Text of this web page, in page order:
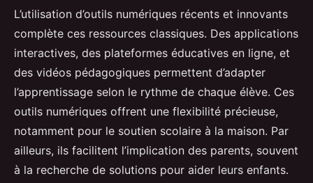
L’utilisation d’outils numériques récents et innovants
complète ces ressources classiques. Des applications
interactives, des plateformes éducatives en ligne, et
des vidéos pédagogiques permettent d’adapter
l’apprentissage selon le rythme de chaque élève. Ces
outils numériques offrent une flexibilité précieuse,
notamment pour le soutien scolaire à la maison. Par
ailleurs, ils facilitent l’implication des parents, souvent
à la recherche de solutions pour aider leurs enfants.